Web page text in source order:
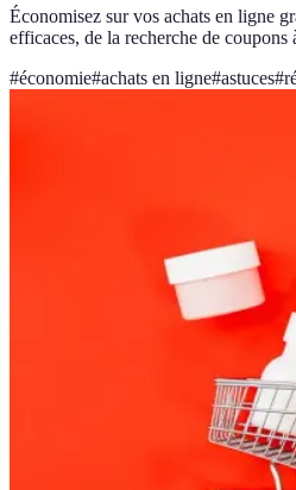
Économisez sur vos achats en ligne
efficaces, de la recherche de
#économie#achats en ligne#astuces#